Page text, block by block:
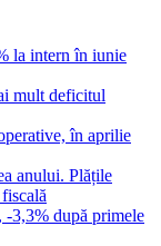
la intern în iunie
mult deficitul
în aprilie
anului. Plățile
-3,3% după primele